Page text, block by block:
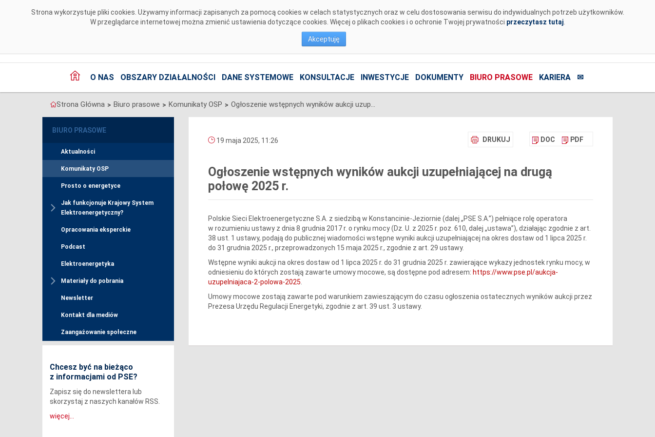
Strona wykorzystuje pliki cookies. Używamy informacji zapisanych za pomocą cookies w celach statystycznych oraz w celu dostosowania serwisu do indywidualnych potrzeb użytkowników.
W przeglądarce internetowej można zmienić ustawienia dotyczące cookies. Więcej o plikach cookies i o ochronie Twojej prywatności przeczytasz tutaj
Akceptuję
O NAS OBSZARY DZIAŁALNOŚCI DANE SYSTEMOWE KONSULTACJE INWESTYCJE DOKUMENTY BIURO PRASOWE KARIERA ✉
Strona Główna > Biuro prasowe > Komunikaty OSP > Ogłoszenie wstępnych wyników aukcji uzupełniającej na drugą połowę 2025 r.
BIURO PRASOWE
Aktualności
Komunikaty OSP
Prosto o energetyce
Jak funkcjonuje Krajowy System
Elektroenergetyczny?
Opracowania eksperckie
Podcast
Elektroenergetyka
Materiały do pobrania
Newsletter
Kontakt dla mediów
Zaangażowanie społeczne
Chcesz być na bieżąco
z informacjami od PSE?
Zapisz się do newslettera lub
skorzystaj z naszych kanałów RSS.
więcej...
DRUKUJ DOC PDF
19 maja 2025, 11:26
Ogłoszenie wstępnych wyników aukcji uzupełniającej na drugą
połowę 2025 r.
Polskie Sieci Elektroenergetyczne S.A. z siedzibą w Konstancinie-Jeziornie (dalej „PSE S.A.”) pełniące rolę operatora
w rozumieniu ustawy z dnia 8 grudnia 2017 r. o rynku mocy (Dz. U. z 2025 r. poz. 610, dalej „ustawa”), działając zgodnie z art.
38 ust. 1 ustawy, podają do publicznej wiadomości wstępne wyniki aukcji uzupełniającej na okres dostaw od 1 lipca 2025 r.
do 31 grudnia 2025 r., przeprowadzonych 15 maja 2025 r., zgodnie z art. 29 ustawy.
Wstępne wyniki aukcji na okres dostaw od 1 lipca 2025 r. do 31 grudnia 2025 r. zawierające wykazy jednostek rynku mocy, w
odniesieniu do których zostają zawarte umowy mocowe, są dostępne pod adresem: https://www.pse.pl/aukcja-
uzupelniajaca-2-polowa-2025
Umowy mocowe zostają zawarte pod warunkiem zawieszającym do czasu ogłoszenia ostatecznych wyników aukcji przez
Prezesa Urzędu Regulacji Energetyki, zgodnie z art. 39 ust. 3 ustawy.